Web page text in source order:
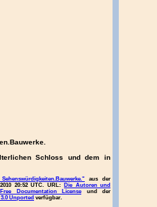
Schloss und dem in
aus der
20:52 UTC. URL: Die Autoren und
Documentation Licenseund der
Unported verfügbar.